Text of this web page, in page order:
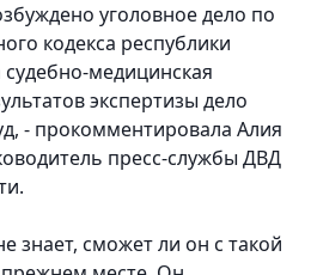
уголовное дело по
кодекса республики
медицинская
экспертизы дело
- прокомментировала Алия
пресс-службы ДВД
знает, сможет ли он с такой